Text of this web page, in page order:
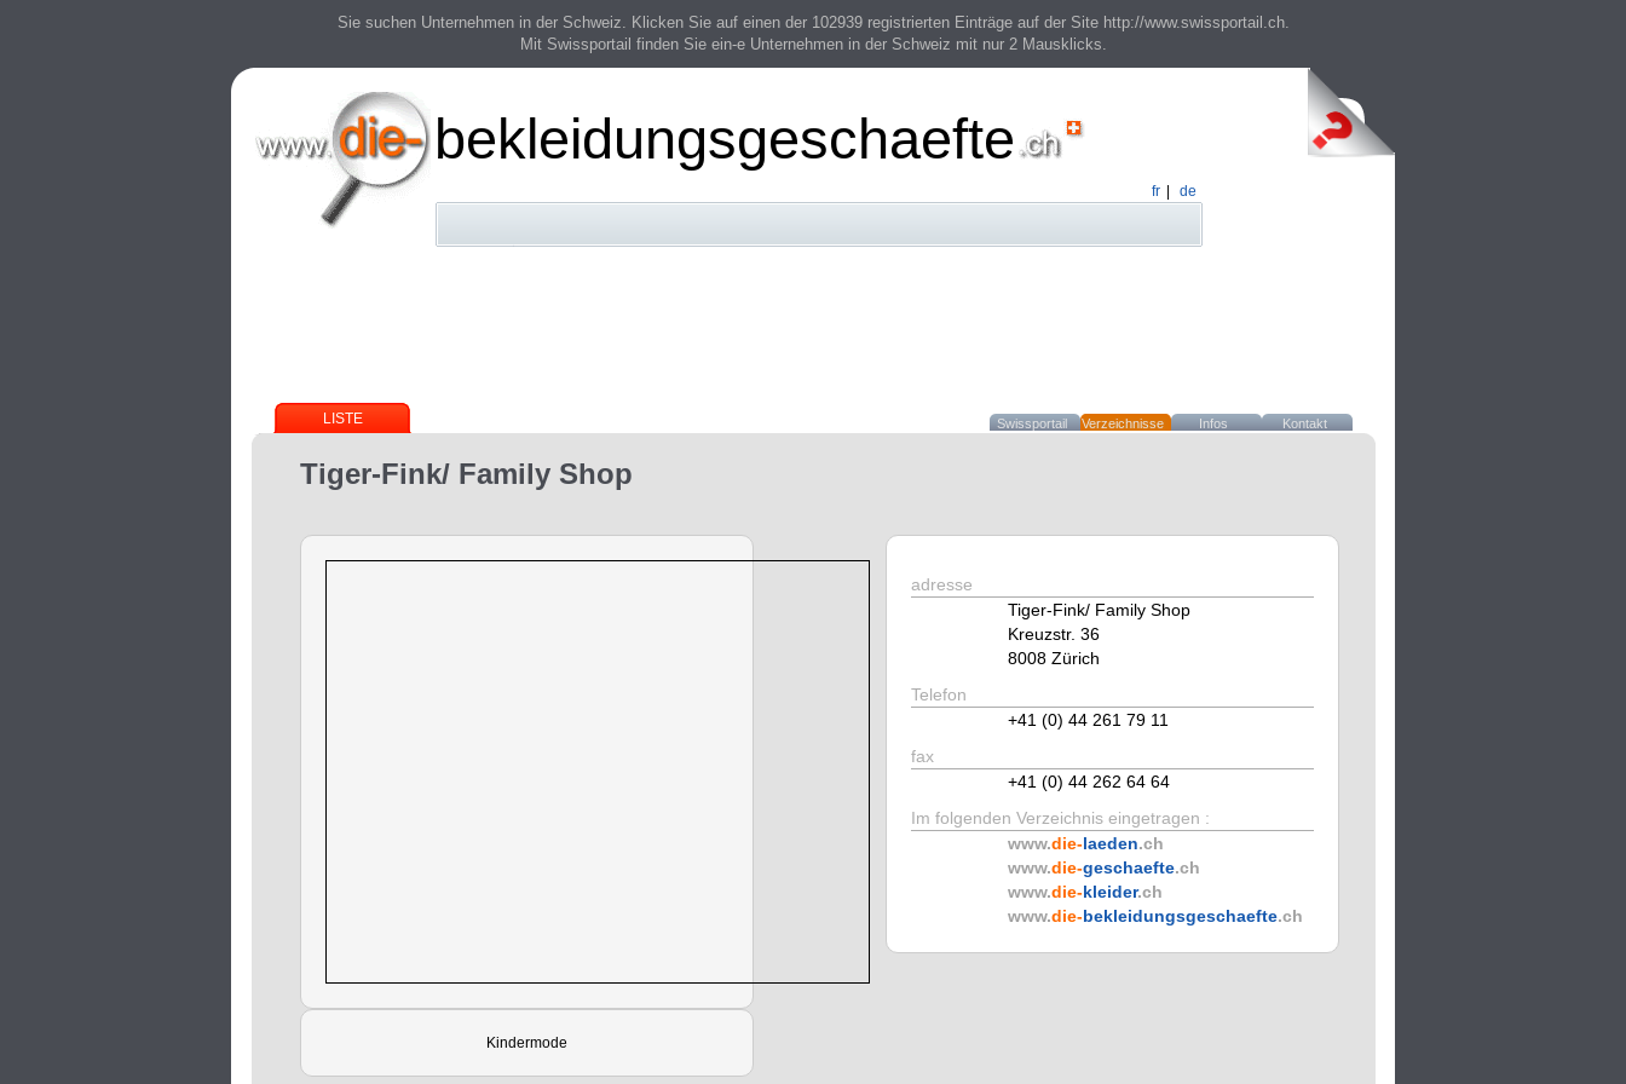
Sie suchen Unternehmen in der Schweiz. Klicken Sie auf einen der 102939 registrierten Einträge auf der Site http://www.swissportail.ch.
Mit Swissportail finden Sie ein-e Unternehmen in der Schweiz mit nur 2 Mausklicks.
bekleidungsgeschaefte
fr de
LISTE Swissportail Verzeichnisse Infos Kontakt
Tiger-Fink/ Family Shop
Kindermode
adresse
Tiger-Fink/ Family Shop
Kreuzstr. 36
8008 Zürich
Telefon
+41 (0) 44 261 79 11
fax
+41 (0) 44 262 64 64
Im folgenden Verzeichnis eingetragen :
www.die-laeden.ch
www.die-geschaefte.ch
www.die-kleider.ch
www.die-bekleidungsgeschaefte.ch